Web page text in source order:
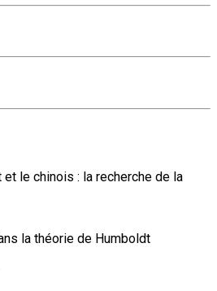
le chinois : la recherche de la
la théorie de Humboldt